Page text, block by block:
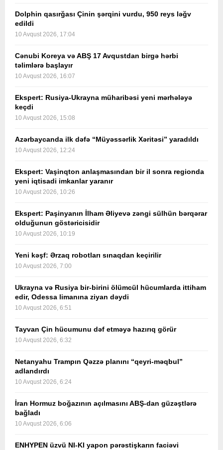
Dolphin qasırğası Çinin şərqini vurdu, 950 reys ləğv
edildi
10 Avqust 2026, 17:04
Cənubi Koreya və ABŞ 17 Avqustdan birgə hərbi
təlimlərə başlayır
10 Avqust 2026, 16:07
Ekspert: Rusiya-Ukrayna müharibəsi yeni mərhələyə
keçdi
10 Avqust 2026, 15:08
Azərbaycanda ilk dəfə “Müyəssərlik Xəritəsi” yaradıldı
10 Avqust 2026, 12:24
Ekspert: Vaşinqton anlaşmasından bir il sonra regionda
yeni iqtisadi imkanlar yaranır
10 Avqust 2026, 10:26
Ekspert: Paşinyanın İlham Əliyevə zəngi sülhün bərqərar
olduğunun göstəricisidir
10 Avqust 2026, 10:19
Yeni kəşf: Ərzaq robotları sınaqdan keçirilir
10 Avqust 2026, 7:00
Ukrayna və Rusiya bir-birini ölümcül hücumlarda ittiham
edir, Odessa limanına ziyan dəydi
10 Avqust 2026, 6:51
Tayvan Çin hücumunu dəf etməyə hazırıq görür
10 Avqust 2026, 6:32
Netanyahu Trampın Qəzzə planını “qeyri-məqbul”
adlandırdı
10 Avqust 2026, 6:24
İran Hormuz boğazının açılmasını ABŞ-dan güzəştlərə
bağladı
10 Avqust 2026, 6:06
ENHYPEN üzvü NI-KI yapon pərəstişkarın faciəvi